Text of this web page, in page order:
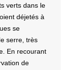
verts dans le
déjetés à
se
serre, très
En recourant
de